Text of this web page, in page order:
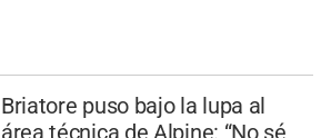
Briatore puso bajo la lupa al
área técnica de Alpine: “No sé